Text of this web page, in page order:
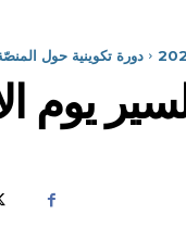
دورة تكوينية حول
يوم